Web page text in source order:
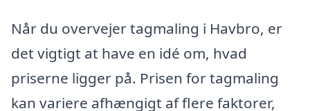
Når du overvejer tagmaling i Havbro, er
det vigtigt at have en idé om, hvad
priserne ligger på. Prisen for tagmaling
kan variere afhængigt af flere faktorer,